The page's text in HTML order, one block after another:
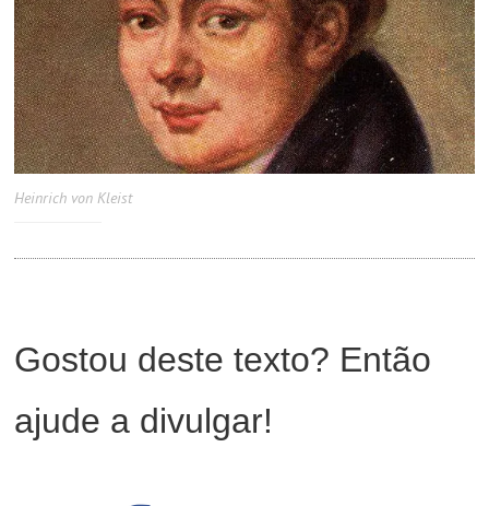
Heinrich von Kleist
Gostou deste texto? Então
ajude a divulgar!